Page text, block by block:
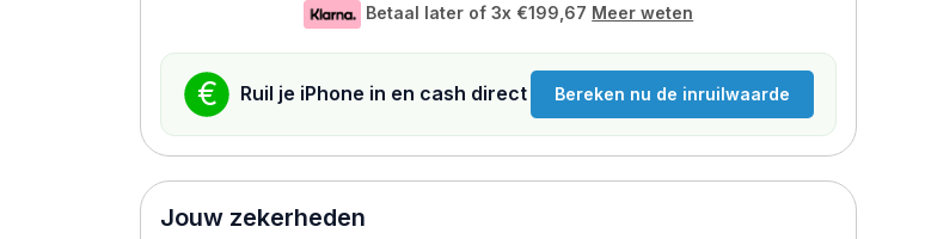
Betaal later of 3x €199,67 Meer weten
€ Ruil je iPhone in en cash direct Bereken nu de inruilwaarde
Jouw zekerheden